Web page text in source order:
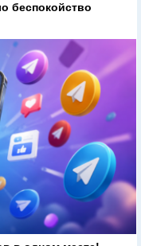
беспокойство